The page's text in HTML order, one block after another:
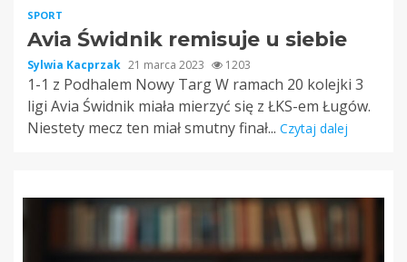
SPORT
Avia Świdnik remisuje u siebie
Sylwia Kacprzak 21 marca 2023 1203
1-1 z Podhalem Nowy Targ W ramach 20 kolejki 3
ligi Avia Świdnik miała mierzyć się z ŁKS-em Ługów.
Niestety mecz ten miał smutny finał... Czytaj dalej